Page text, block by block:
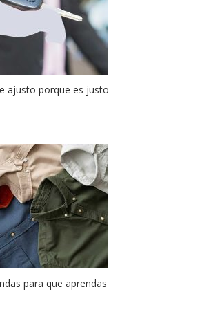
ajusto porque es justo
para que aprendas